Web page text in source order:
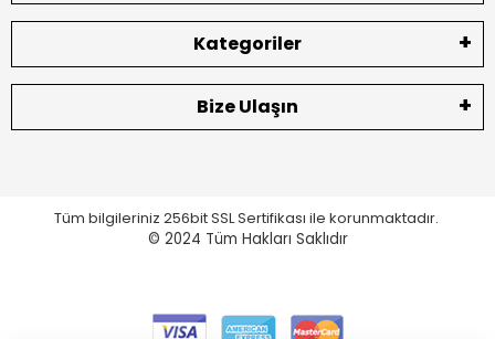
Kategoriler
Bize Ulaşın
Tüm bilgileriniz 256bit SSL Sertifikası ile korunmaktadır.
© 2024 Tüm Hakları Saklıdır